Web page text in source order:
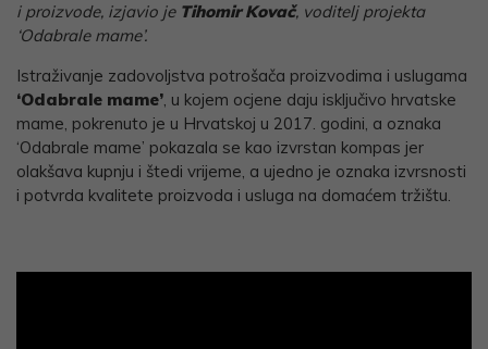
i proizvode, izjavio je Tihomir Kovač, voditelj projekta
‘Odabrale mame’.
Istraživanje zadovoljstva potrošača proizvodima i uslugama
‘Odabrale mame’, u kojem ocjene daju isključivo hrvatske
mame, pokrenuto je u Hrvatskoj u 2017. godini, a oznaka
‘Odabrale mame’ pokazala se kao izvrstan kompas jer
olakšava kupnju i štedi vrijeme, a ujedno je oznaka izvrsnosti
i potvrda kvalitete proizvoda i usluga na domaćem tržištu.